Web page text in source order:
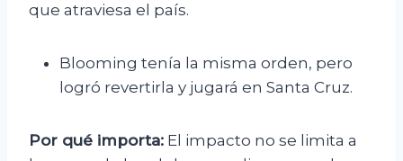
que atraviesa el país.
Blooming tenía la misma orden, pero
logró revertirla y jugará en Santa Cruz.
Por qué importa: El impacto no se limita a